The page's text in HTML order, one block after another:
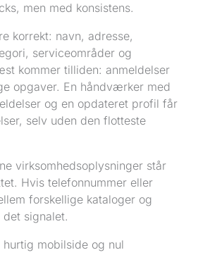
men med konsistens.
korrekt: navn, adresse,
serviceområder og
kommer tilliden: anmeldelser
opgaver. En håndværker med
og en opdateret profil får
selv uden den flotteste
virksomhedsoplysninger står
Hvis telefonnummer eller
forskellige kataloger og
signalet.
hurtig mobilside og nul